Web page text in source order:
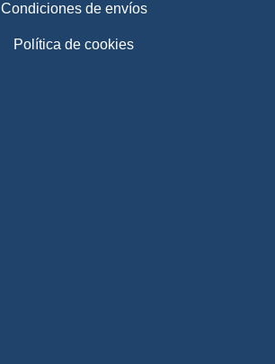
Condiciones de envíos
Política de cookies